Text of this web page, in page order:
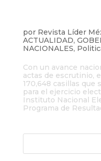
por Revista Líder
ACTUALIDAD,
NACIONALES,
Con un avance
actas de escrutinio,
170,648 casillas
para el ejercicio
Instituto Nacional
Programa de